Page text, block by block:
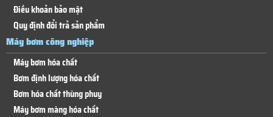
Điều khoản bảo mật
Quy định đổi trả sản phẩm
Máy bơm công nghiệp
Máy bơm hóa chất
Bơm định lượng hóa chất
Bơm hóa chất thùng phuy
Máy bơm màng hóa chất